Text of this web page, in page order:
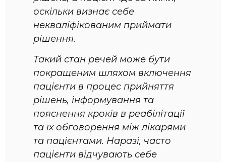
оскільки визнає себе
некваліфікованим приймати
рішення.
Такий стан речей може бути
покращеним шляхом включення
пацієнти в процес прийняття
рішень, інформування та
пояснення кроків в реабілітації
та їх обговорення між лікарями
та пацієнтами. Наразі, часто
пацієнти відчувають себе